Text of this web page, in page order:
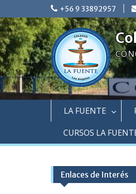
to
content
+56 9 33892957
LA FUENTE
CURSOS LA
Enlaces de Interés